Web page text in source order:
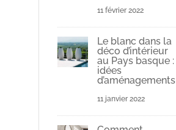
11 février 2022
Le blanc dans la
déco d’intérieur
au Pays basque :
idées
d’aménagements
11 janvier 2022